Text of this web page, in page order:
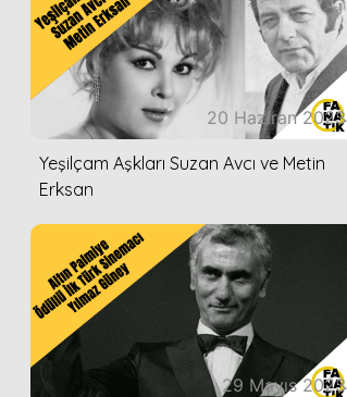
20 Haziran 2023
Yeşilçam Aşkları Suzan Avcı ve Metin
Erksan
29 Mayıs 2023